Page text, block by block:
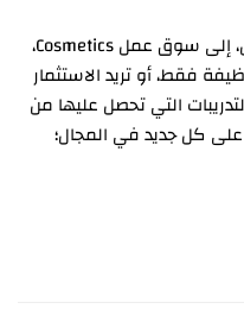
تؤهلك كورسات مستحضرات التجميل، إلى سوق عمل Cosmetics،
فقط، أو تريد الاستثمار
التي تحصل عليها من
كل جديد في المجال؛